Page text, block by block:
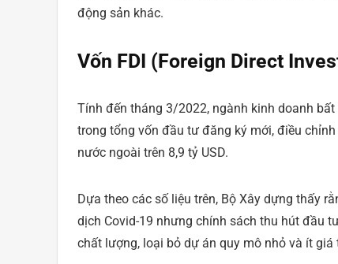
động sản khác.
Vốn FDI (Foreign Direct
Tính đến tháng 3/2022, ngành kinh doanh
trong tổng vốn đầu tư đăng ký mới, điều
nước ngoài trên 8,9 tỷ USD.
Dựa theo các số liệu trên, Bộ Xây dựng thấy
dịch Covid-19 nhưng chính sách thu hút đầu
chất lượng, loại bỏ dự án quy mô nhỏ và ít